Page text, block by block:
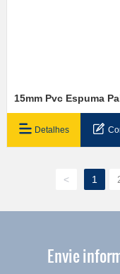
15mm Pvc Espuma
Detalhes
< 1
Envie